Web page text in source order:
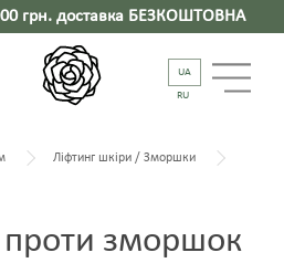
грн. доставка БЕЗКОШТОВНА
UA
RU
Ліфтинг шкіри / Зморшки
зморшок